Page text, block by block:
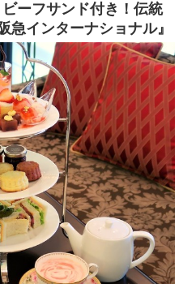
ーフサンド付き！伝統
急インターナショナル』